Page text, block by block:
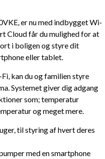
er nu med indbygget Wi-
Cloud får du mulighed for at
i boligen og styre dit
eller tablet.
kan du og familien styre
Systemet giver dig adgang
som; temperatur
og meget mere.
til styring af hvert deres
med en smartphone